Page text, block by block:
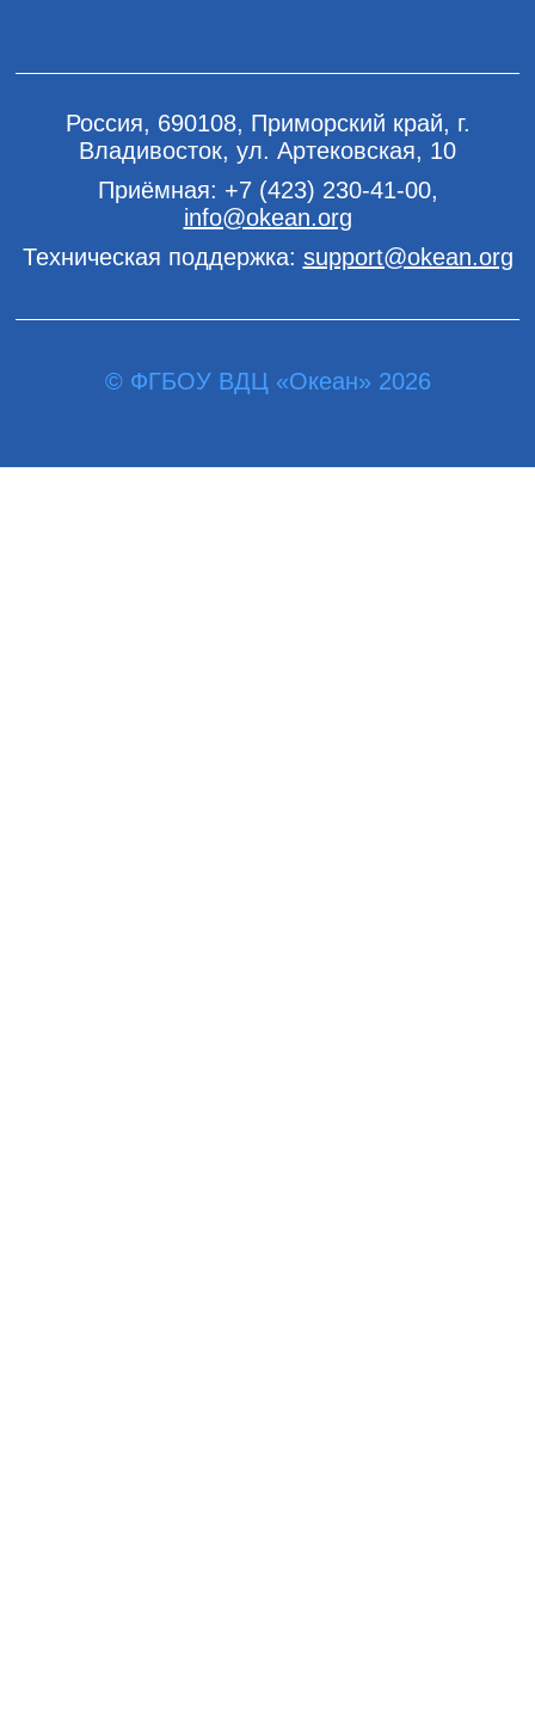
Россия, 690108, Приморский край, г.
Владивосток, ул. Артековская, 10
Приёмная: +7 (423) 230-41-00,
info@okean.org
Техническая поддержка: support@okean.org
© ФГБОУ ВДЦ «Океан» 2026